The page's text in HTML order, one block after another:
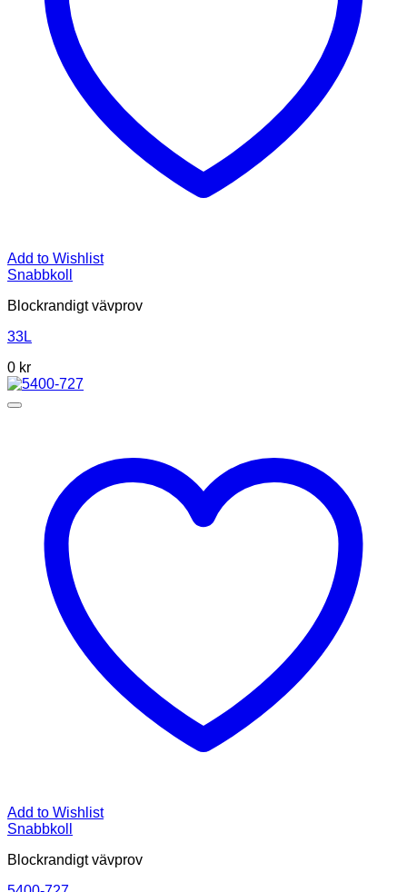
Add to Wishlist
Snabbkoll
Blockrandigt vävprov
33L
0 kr
Add to Wishlist
Snabbkoll
Blockrandigt vävprov